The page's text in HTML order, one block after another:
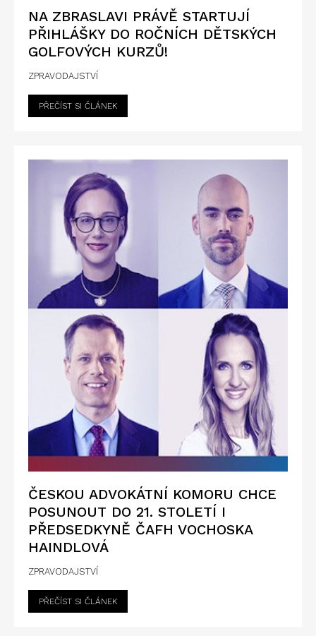
NA ZBRASLAVI PRÁVĚ STARTUJÍ
PŘIHLÁŠKY DO ROČNÍCH DĚTSKÝCH
GOLFOVÝCH KURZŮ!
ZPRAVODAJSTVÍ
PŘEČÍST SI ČLÁNEK
ČESKOU ADVOKÁTNÍ KOMORU CHCE
POSUNOUT DO 21. STOLETÍ I
PŘEDSEDKYNĚ ČAFH VOCHOSKA
HAINDLOVÁ
ZPRAVODAJSTVÍ
PŘEČÍST SI ČLÁNEK